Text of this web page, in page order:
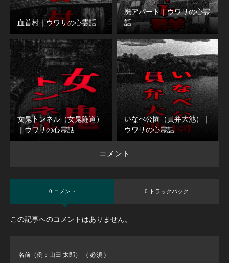
血首村｜ウワサの心霊話
廃アパート｜ウワサの心霊
話
女鬼トンネル（女鬼隧道）
｜ウワサの心霊話
いなべ公園（員弁大池）｜
ウワサの心霊話
コメント
0 コメント 0 トラックバック
この記事へのコメントはありません。
名前（例：山田 太郎） ( 必須 )